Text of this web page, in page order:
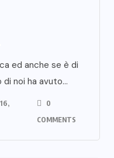
ed anche se è di
noi ha avuto...
0
COMMENTS